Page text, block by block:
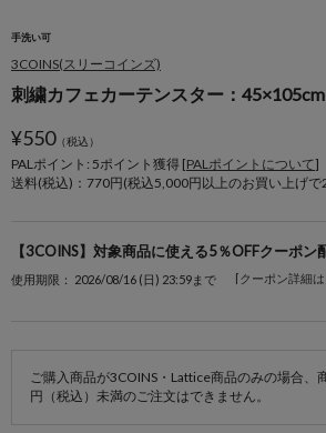
手洗い可
3COINS(スリーコインズ)
刺繍カフェカーテンスター：45×105cm
¥550（税込）
PALポイント: 5ポイント獲得 [PALポイントについて]
送料(税込)：770円(税込5,000円以上のお買い上げで
【3COINS】対象商品に使える5％OFFクーポン
使用期限： 2026/08/16 (日) 23:59まで [クーポン詳細
ご購入商品が3COINS・Lattice商品のみの場合、
円（税込）未満のご注文はできません。